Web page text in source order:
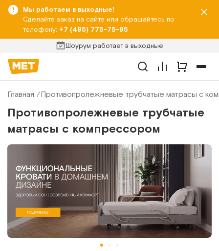
Мы работаем в выходные!
Сделайте заказ на сайте или обращайтесь по
телефону: +7 (495) 775-75-95
Шоурум работает в выходные
Главная Противопролежневые трубчатые матрасы с
Противопролежневые трубчатые
матрасы с компрессором